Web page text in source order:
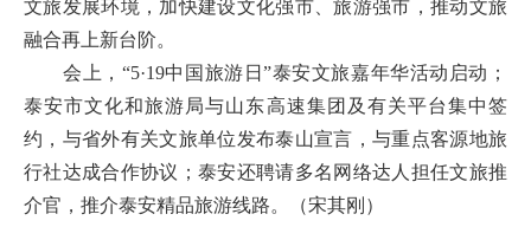
文旅发展环境，加快建设文化强市、旅游强市，推动文旅
融合再上新台阶。
会上，“5·19中国旅游日”泰安文旅嘉年华活动启动；
泰安市文化和旅游局与山东高速集团及有关平台集中签
约，与省外有关文旅单位发布泰山宣言，与重点客源地旅
行社达成合作协议；泰安还聘请多名网络达人担任文旅推
介官，推介泰安精品旅游线路。（宋其刚）